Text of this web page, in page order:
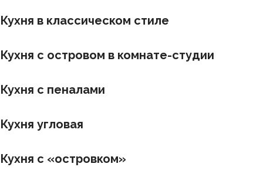
Кухня в классическом стиле
Кухня с островом в комнате-студии
Кухня с пеналами
Кухня угловая
Кухня с «островком»